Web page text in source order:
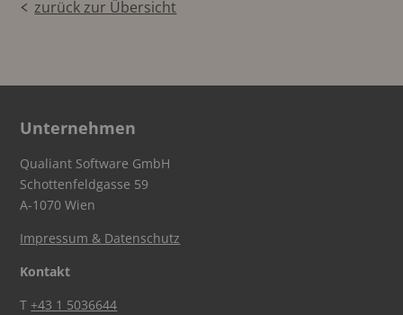
zurück zur Übersicht
Unternehmen
Qualiant Software GmbH
Schottenfeldgasse 59
A-1070 Wien
Impressum & Datenschutz
Kontakt
T+43 1 5036644